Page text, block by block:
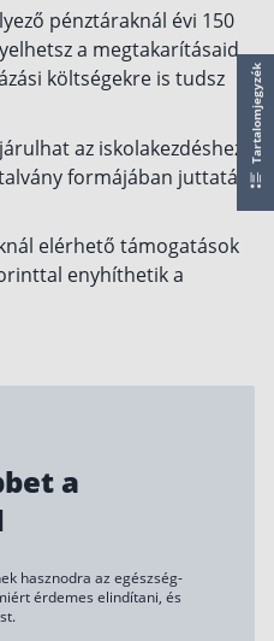
így használd ki az
kalkulátor
hozamok
🛡
cégeknek
💊
pénztáraknál évi 150
a megtakarításaid
költségekre is tudsz
az iskolakezdéshez
formájában juttatást
elérhető támogatások
enyhíthetik a
a
hasznodra az egészség-
érdemes elindítani, és
Tartalomjegyzék